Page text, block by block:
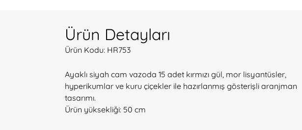
Ürün Detayları
Ürün Kodu: HR753
Ayaklı siyah cam vazoda 15 adet kırmızı gül, mor lisyantüsler,
hyperikumlar ve kuru çiçekler ile hazırlanmış gösterişli aranjman
tasarımı.
Ürün yüksekliği: 50 cm